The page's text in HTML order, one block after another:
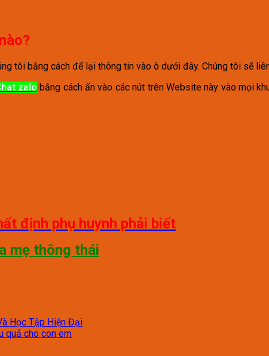
tôi bằng cách để lại thông tin vào ô dưới đây. Chúng tôi sẽ
zalo bằng cách ấn vào các nút trên Website này vào mọi
định phụ huynh phải biết
mẹ thông thái
Học Tập Hiện Đại
quả cho con em